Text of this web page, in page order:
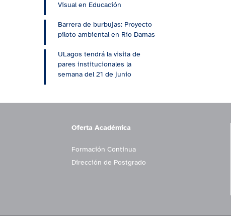
Visual en Educación
Barrera de burbujas: Proyecto
piloto ambiental en Río Damas
ULagos tendrá la visita de
pares institucionales la
semana del 21 de junio
Oferta Académica
Formación Continua
Dirección de Postgrado